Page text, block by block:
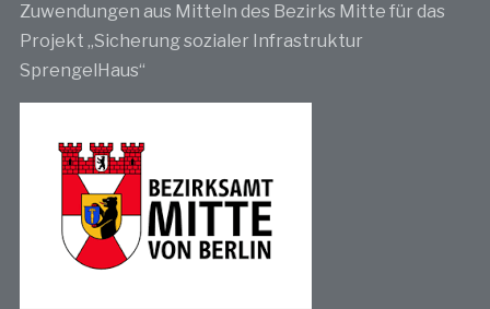
Zuwendungen aus Mitteln des Bezirks Mitte für das
Projekt „Sicherung sozialer Infrastruktur
SprengelHaus“